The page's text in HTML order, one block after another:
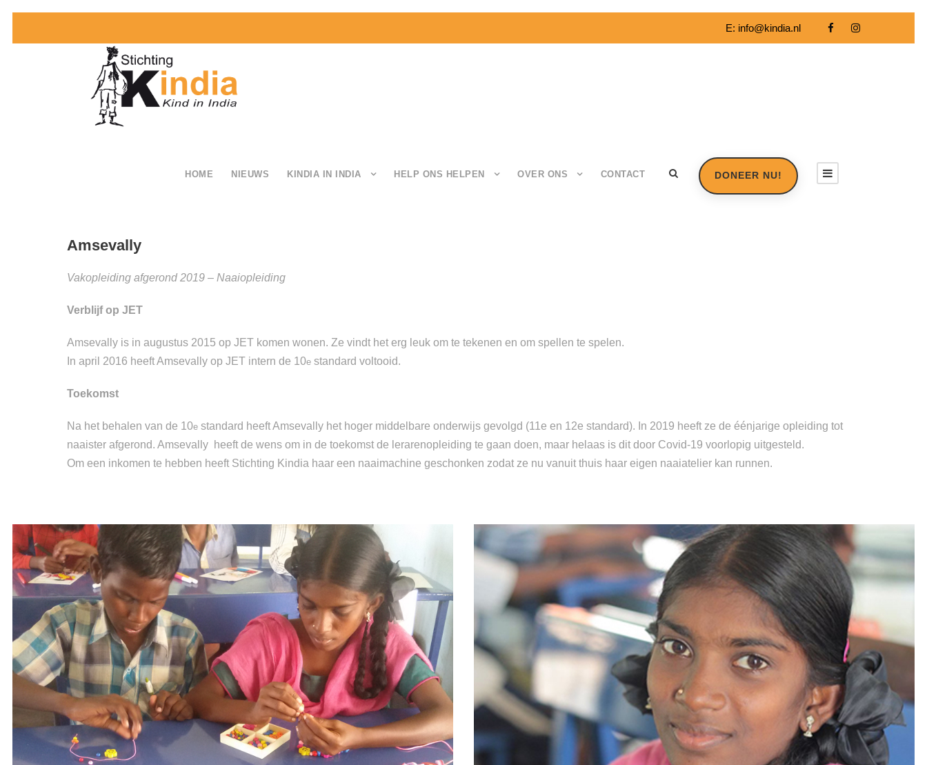
E: info@kindia.nl
HOME NIEUWS KINDIA IN INDIA HELP ONS HELPEN OVER ONS CONTACT DONEER NU!
Amsevally
Vakopleiding afgerond 2019 – Naaiopleiding
Verblijf op JET
Amsevally is in augustus 2015 op JET komen wonen. Ze vindt het erg leuk om te tekenen en om spellen te spelen.
In april 2016 heeft Amsevally op JET intern de 10e standard voltooid.
Toekomst
Na het behalen van de 10e standard heeft Amsevally het hoger middelbare onderwijs gevolgd (11e en 12e standard). In 2019 heeft ze de éénjarige opleiding tot
naaister afgerond. Amsevally heeft de wens om in de toekomst de lerarenopleiding te gaan doen, maar helaas is dit door Covid-19 voorlopig uitgesteld.
Om een inkomen te hebben heeft Stichting Kindia haar een naaimachine geschonken zodat ze nu vanuit thuis haar eigen naaiatelier kan runnen.